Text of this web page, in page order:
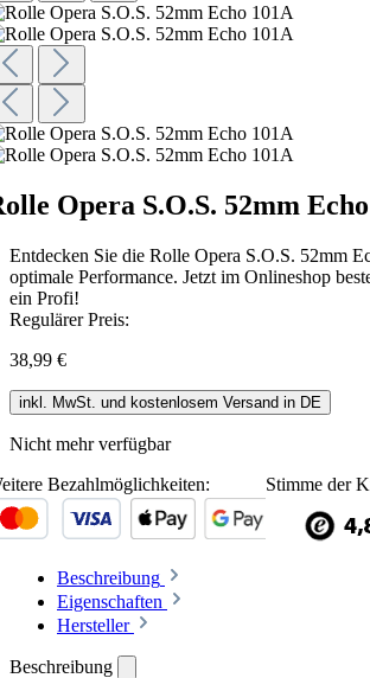
Opera S.O.S. 52mm
Entdecken Sie die Rolle Opera S.O.S. 52mm
optimale Performance. Jetzt im Onlineshop
ein Profi!
Regulärer Preis:
38,99 €
inkl. MwSt. und kostenlosem Versand in DE
Nicht mehr verfügbar
Bezahlmöglichkeiten:
Stimme der
Beschreibung
Eigenschaften
Hersteller
Beschreibung